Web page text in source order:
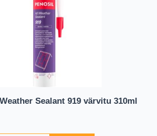
Sealant 919 värvitu 310ml